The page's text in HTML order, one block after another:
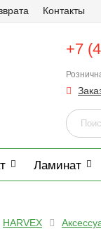
Контакты
+7
Ламинат
HARVEX